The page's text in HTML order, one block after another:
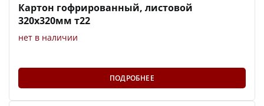
Картон гофрированный, листовой
320х320мм т22
нет в наличии
ПОДРОБНЕЕ